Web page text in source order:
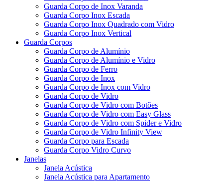
Guarda Corpo de Inox Varanda
Guarda Corpo Inox Escada
Guarda Corpo Inox Quadrado com Vidro
Guarda Corpo Inox Vertical
Guarda Corpos
Guarda Corpo de Alumínio
Guarda Corpo de Alumínio e Vidro
Guarda Corpo de Ferro
Guarda Corpo de Inox
Guarda Corpo de Inox com Vidro
Guarda Corpo de Vidro
Guarda Corpo de Vidro com Botões
Guarda Corpo de Vidro com Easy Glass
Guarda Corpo de Vidro com Spider e Vidro
Guarda Corpo de Vidro Infinity View
Guarda Corpo para Escada
Guarda Corpo Vidro Curvo
Janelas
Janela Acústica
Janela Acústica para Apartamento